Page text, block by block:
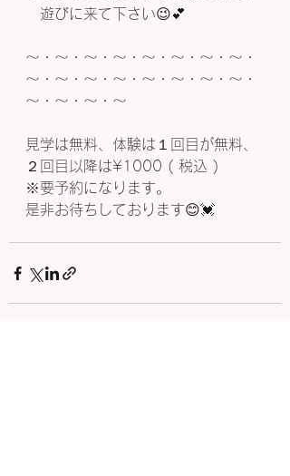
遊びに来て下さい😉💕
〜・〜・〜・〜・〜・〜・〜・〜・
〜・〜・〜・〜・〜・〜・〜・〜・
〜・〜・〜・〜
見学は無料、体験は１回目が無料、
２回目以降は¥1000 ( 税込 )
※要予約になります。
是非お待ちしております😊💓